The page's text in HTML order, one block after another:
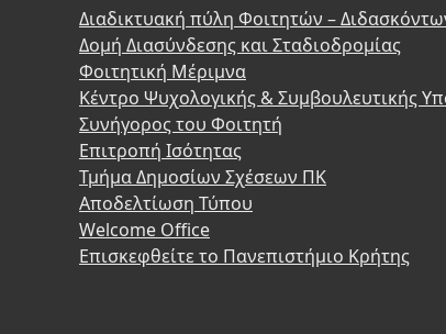
Διαδικτυακή πύλη Φοιτητών –
Δομή Διασύνδεσης και Σταδιοδρομίας
Φοιτητική Μέριμνα
Κέντρο Ψυχολογικής & Συμβουλευτικής
Συνήγορος του Φοιτητή
Επιτροπή Ισότητας
Τμήμα Δημοσίων Σχέσεων ΠΚ
Αποδελτίωση Τύπου
Welcome Office
Επισκεφθείτε το Πανεπιστήμιο Κρήτης